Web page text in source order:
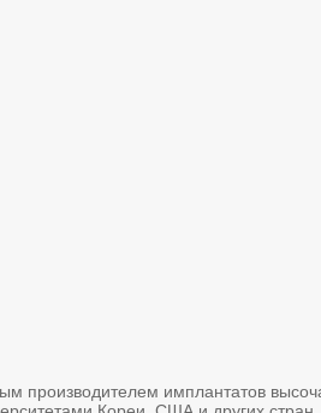
производителем имплантатов